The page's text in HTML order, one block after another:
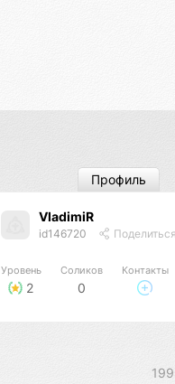
VladimiR
id146720 Поделиться
Уровень
2
Соликов
0
Контакты
Профиль